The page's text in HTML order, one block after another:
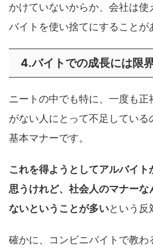
かけていないからか、会社は
バイトを使い捨てにすることが
4.バイトでの成長には限
ニートの中でも特に、一度も正
がない人にとって不足してい
基本マナーです。
これを得ようとしてアルバイト
思うけれど、社会人のマナーな
ないということが多いという反
確かに、コンビニバイトで教わ